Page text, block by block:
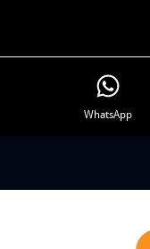
WhatsApp